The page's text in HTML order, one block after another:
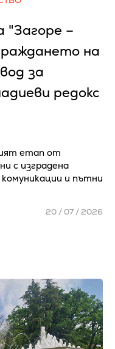
"Загоре –
на
за
редокс
етап от
с изградена
и пътни
20 / 07 / 2026